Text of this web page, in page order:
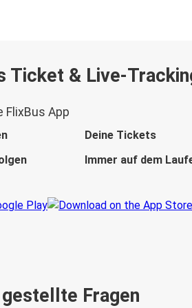
Ticket & Live-
FlixBus App
Deine Tickets
Immer auf dem
Fragen